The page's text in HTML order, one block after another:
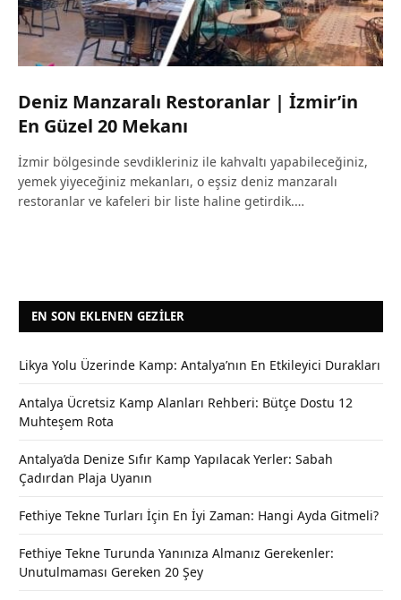
Deniz Manzaralı Restoranlar | İzmir’in
En Güzel 20 Mekanı
İzmir bölgesinde sevdikleriniz ile kahvaltı yapabileceğiniz,
yemek yiyeceğiniz mekanları, o eşsiz deniz manzaralı
restoranlar ve kafeleri bir liste haline getirdik.…
EN SON EKLENEN GEZILER
Likya Yolu Üzerinde Kamp: Antalya’nın En Etkileyici Durakları
Antalya Ücretsiz Kamp Alanları Rehberi: Bütçe Dostu 12
Muhteşem Rota
Antalya’da Denize Sıfır Kamp Yapılacak Yerler: Sabah
Çadırdan Plaja Uyanın
Fethiye Tekne Turları İçin En İyi Zaman: Hangi Ayda Gitmeli?
Fethiye Tekne Turunda Yanınıza Almanız Gerekenler:
Unutulmaması Gereken 20 Şey